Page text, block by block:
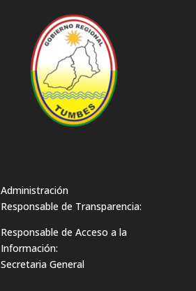
Administración
Responsable de Transparencia:
Responsable de Acceso a la
Información:
Secretaria General